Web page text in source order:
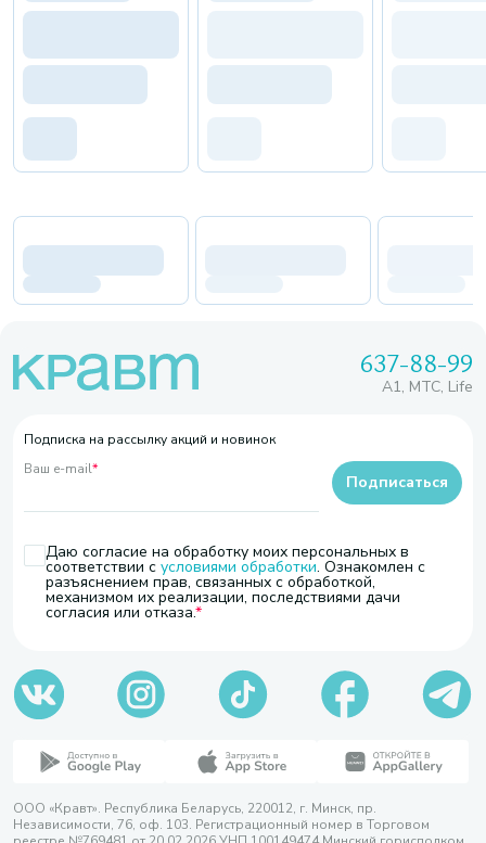
637-88-99
A1, МТС, Life
Подписка на рассылку акций и новинок
Ваш e-mail*
Даю согласие на обработку моих персональных в
соответствии с условиями обработки. Ознакомлен с
разъяснением прав, связанных с обработкой,
механизмом их реализации, последствиями дачи
согласия или отказа.
Подписаться
ООО «Кравт». Республика Беларусь, 220012, г. Минск, пр.
Независимости, 76, оф. 103. Регистрационный номер в Торговом